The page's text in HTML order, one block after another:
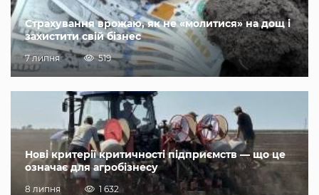
Страхування врожаю, як не «молитися» на дощ і
захистити свій бізнес
7 липня 519
Нові критерії критичності підприємств — що це
означає для агробізнесу
8 липня 1 632